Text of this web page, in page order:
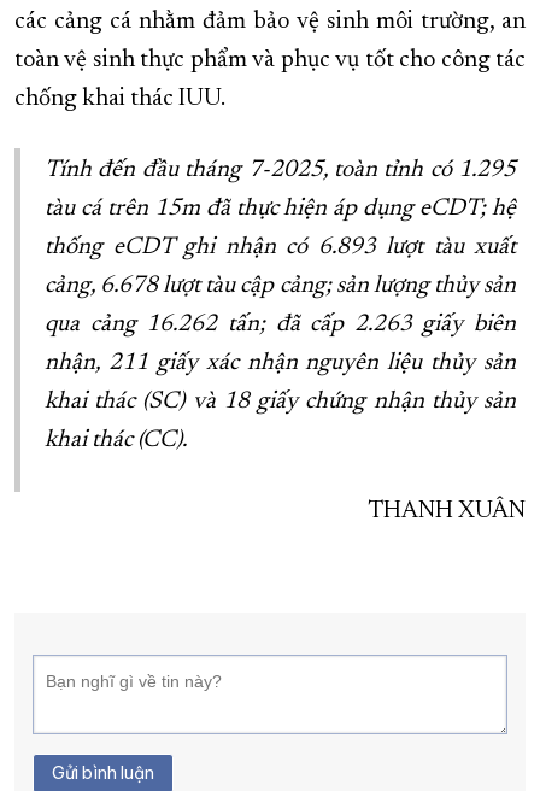
các cảng cá nhằm đảm bảo vệ sinh môi trường, an
toàn vệ sinh thực phẩm và phục vụ tốt cho công tác
chống khai thác IUU.
Tính đến đầu tháng 7-2025, toàn tỉnh có 1.295
tàu cá trên 15m đã thực hiện áp dụng eCDT; hệ
thống eCDT ghi nhận có 6.893 lượt tàu xuất
cảng, 6.678 lượt tàu cập cảng; sản lượng thủy sản
qua cảng 16.262 tấn; đã cấp 2.263 giấy biên
nhận, 211 giấy xác nhận nguyên liệu thủy sản
khai thác (SC) và 18 giấy chứng nhận thủy sản
khai thác (CC).
THANH XUÂN
Gửi bình luận